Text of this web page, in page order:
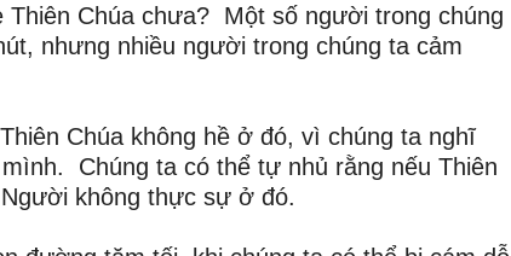
Chúa chưa? Một số người trong chúng
nhưng nhiều người trong chúng ta cảm
Chúa không hề ở đó, vì chúng ta nghĩ
Chúng ta có thể tự nhủ rằng nếu Thiên
không thực sự ở đó.